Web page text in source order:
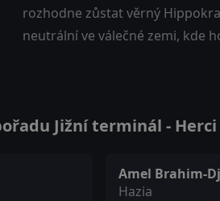
rozhodne zůstat věrný
neutrální ve válečné zemi, kde
Jižní terminál -
Amel Brahim-
Hazia